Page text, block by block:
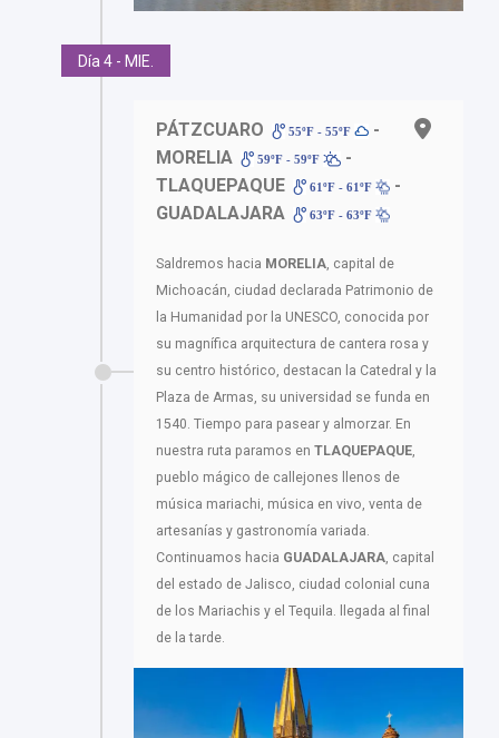
Día 4 - MIE.
PÁTZCUARO 55ºF - 55ºF
-
MORELIA
59ºF - 59ºF
-
TLAQUEPAQUE
61ºF - 61ºF
-
GUADALAJARA
63ºF - 63ºF
Saldremos hacia MORELIA , capital de
Michoacán, ciudad declarada Patrimonio de
la Humanidad por la UNESCO, conocida por
su magnífica arquitectura de cantera rosa y
su centro histórico, destacan la Catedral y la
Plaza de Armas, su universidad se funda en
1540. Tiempo para pasear y almorzar. En
nuestra ruta paramos en TLAQUEPAQUE
pueblo mágico de callejones llenos de
música mariachi, música en vivo, venta de
artesanías y gastronomía variada.
Continuamos hacia GUADALAJARA , capital
del estado de Jalisco, ciudad colonial cuna
de los Mariachis y el Tequila. llegada al final
de la tarde.